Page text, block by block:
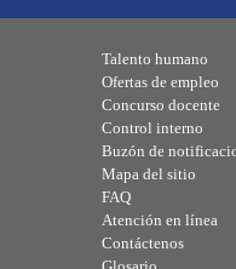
Talento humano
Ofertas de empleo
Concurso docente
Control interno
Buzón de
Mapa del sitio
FAQ
Atención en línea
Contáctenos